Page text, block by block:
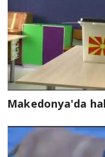
Makedonya'da